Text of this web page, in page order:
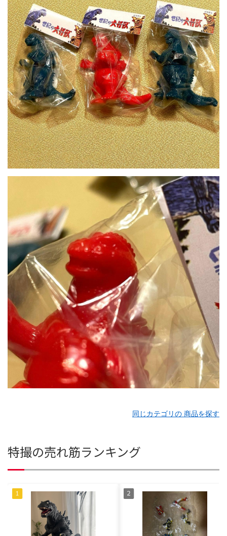
同じカテゴリの 商品を探す
特撮の売れ筋ランキング